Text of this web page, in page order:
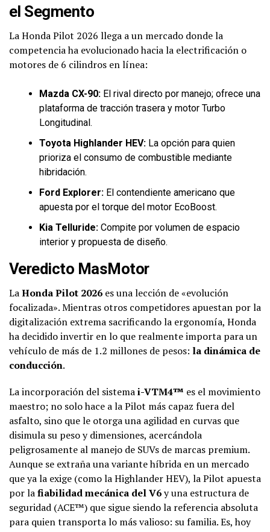
el Segmento
La Honda Pilot 2026 llega a un mercado donde la
competencia ha evolucionado hacia la electrificación o
motores de 6 cilindros en línea:
Mazda CX-90: El rival directo por manejo; ofrece una
plataforma de tracción trasera y motor Turbo
Longitudinal.
Toyota Highlander HEV: La opción para quien
prioriza el consumo de combustible mediante
hibridación.
Ford Explorer: El contendiente americano que
apuesta por el torque del motor EcoBoost.
Kia Telluride: Compite por volumen de espacio
interior y propuesta de diseño.
Veredicto MasMotor
LaHonda Pilot 2026 es una lección de «evolución
focalizada». Mientras otros competidores apuestan por la
digitalización extrema sacrificando la ergonomía, Honda
ha decidido invertir en lo que realmente importa para un
vehículo de más de 1.2 millones de pesos: la dinámica de
conducción.
La incorporación del sistemai-VTM4™ es el movimiento
maestro; no solo hace a la Pilot más capaz fuera del
asfalto, sino que le otorga una agilidad en curvas que
disimula su peso y dimensiones, acercándola
peligrosamente al manejo de SUVs de marcas premium.
Aunque se extraña una variante híbrida en un mercado
que ya la exige (como la Highlander HEV), la Pilot apuesta
por lafiabilidad mecánica del V6y una estructura de
seguridad (ACE™) que sigue siendo la referencia absoluta
para quien transporta lo más valioso: su familia. Es, hoy